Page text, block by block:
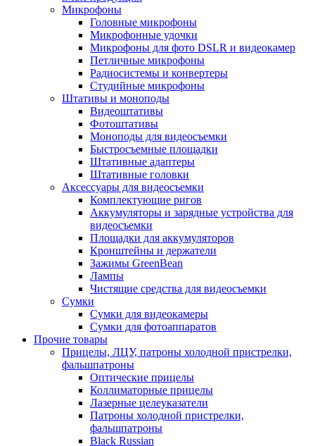
Микрофоны
Головные микрофоны
Микрофонные удочки
Микрофоны для фото DSLR и видеокамер
Петличные микрофоны
Радиосистемы и конвертеры
Студийные микрофоны
Штативы и моноподы
Видеоштативы
Фотоштативы
Моноподы для видеосъемки
Быстросъемные площадки
Штативные адаптеры
Штативные головки
Аксессуары для видеосъемки
Комплектующие ригов
Аккумуляторы и зарядные устройства для
видеосъемки
Площадки для аккумуляторов
Кронштейны и держатели
Зажимы GreenBean
Лампы
Чистящие средства для видеосъемки
Сумки
Сумки для видеокамеры
Сумки для фотоаппаратов
Прочие товары
Прицелы, ЛЦУ, патроны холодной пристрелки,
фальшпатроны
Оптические прицелы
Коллиматорные прицелы
Лазерные целеуказатели
Патроны холодной пристрелки,
фальшпатроны
Black Russian